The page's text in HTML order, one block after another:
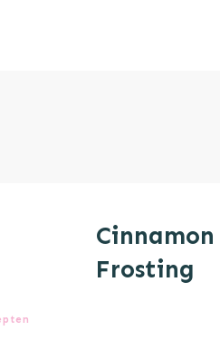
Cinnamon
Frosting